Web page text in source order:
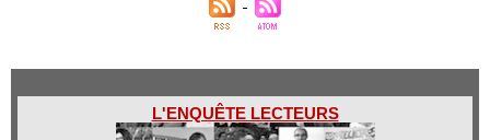
L'ENQUÊTE LECTEURS